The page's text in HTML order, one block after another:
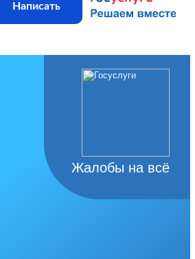
Написать
Жалобы на всё